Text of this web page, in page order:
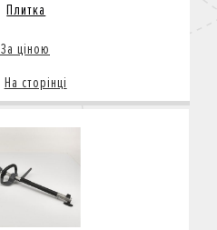
Плитка
За ціною
На сторінці